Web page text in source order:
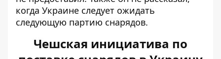
когда Украине следует ожидать
следующую партию снарядов.
Чешская инициатива по